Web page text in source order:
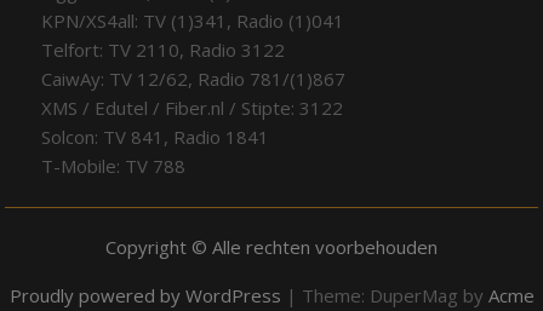
KPN/XS4all: TV (1)341, Radio (1)041
Telfort: TV 2110, Radio 3122
CaiwAy: TV 12/62, Radio 781/(1)867
XMS / Edutel / Fiber.nl / Stipte: 3122
Solcon: TV 841, Radio 1841
T-Mobile: TV 788
Copyright © Alle rechten voorbehouden
Proudly powered by WordPress | Theme: DuperMag by Acme